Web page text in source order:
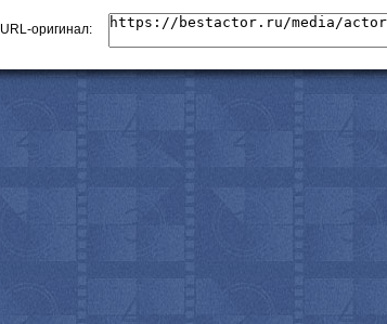
URL-оригинал: